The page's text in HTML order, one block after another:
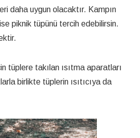
daha uygun olacaktır. Kampın
piknik tüpünü tercih edebilirsin.
tüplere takılan ısıtma aparatları
birlikte tüplerin ısıtıcıya da